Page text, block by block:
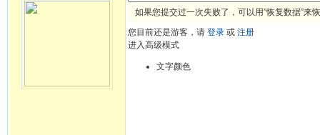
如果您提交过一次失败了，可以用”恢复数据”来
您目前还是游客，请 登录 或 注册
进入高级模式
文字颜色